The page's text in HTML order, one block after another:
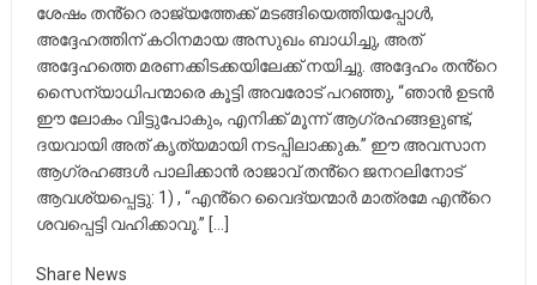
ശേഷം തൻ്റെ രാജ്യത്തേക്ക് മടങ്ങിയെത്തിയപ്പോൾ,
അദ്ദേഹത്തിന് കഠിനമായ അസുഖം ബാധിച്ചു, അത്
അദ്ദേഹത്തെ മരണക്കിടക്കയിലേക്ക് നയിച്ചു. അദ്ദേഹം തൻ്റെ
സൈന്യാധിപന്മാരെ കൂട്ടി അവരോട് പറഞ്ഞു, “ഞാൻ ഉടൻ
ഈ ലോകം വിട്ടുപോകും, ​​എനിക്ക് മൂന്ന് ആഗ്രഹങ്ങളുണ്ട്,
ദയവായി അത് കൃത്യമായി നടപ്പിലാക്കുക.” ഈ അവസാന
ആഗ്രഹങ്ങൾ പാലിക്കാൻ രാജാവ് തൻ്റെ ജനറലിനോട്
ആവശ്യപ്പെട്ടു: 1) , “എൻ്റെ വൈദ്യന്മാർ മാത്രമേ എൻ്റെ
ശവപ്പെട്ടി വഹിക്കാവൂ.” […]
Share News